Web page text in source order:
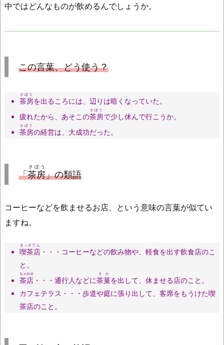
中ではどんなものが飲めるんでしょうか。
この言葉、どう使う？
茶房
さぼう
を出るころには、辺りは暗くなっていた。
疲れたから、あそこの茶房
さぼう
で少し休んで行こうか。
茶房
さぼう
の経営は、大成功だった。
「茶房
さぼう
」の類語
コーヒーなどを飲ませるお店、という意味の言葉が似てい
ますね。
喫茶店
きっさてん
・・・コーヒーなどの飲み物や、軽食を出す飲食店のこ
と。
茶店
ちゃみせ
・・・通行人などに茶菓
さか
を出して、休ませる店のこと。
カフェテラス・・・歩道や庭に張り出して、客席をもうけた喫
茶店のこと。